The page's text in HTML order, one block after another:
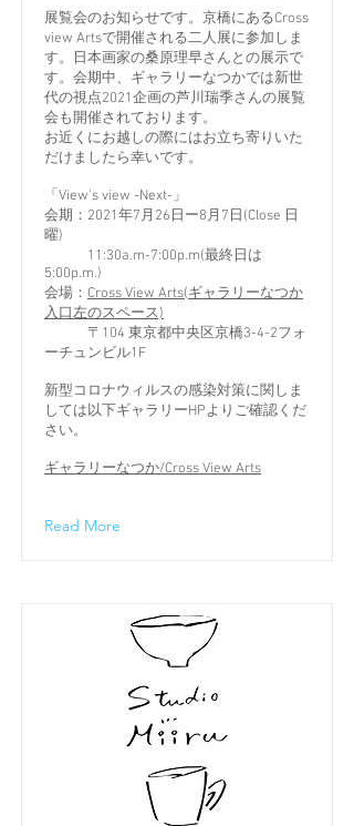
展覧会のお知らせです。京橋にあるCross
view Artsで開催される二人展に参加しま
す。日本画家の桑原理早さんとの展示で
す。会期中、ギャラリーなつかでは新世
代の視点2021企画の芦川瑞季さんの展覧
会も開催されております。
お近くにお越しの際にはお立ち寄りいた
だけましたら幸いです。
「View's view -Next-」
会期：2021年7月26日ー8月7日(Close 日
曜)
11:30a.m-7:00p.m(最終日は
5:00p.m.)
会場： Cross View Arts(ギャラリーなつか
入口左のスペース)
〒104 東京都中央区京橋3-4-2フォ
ーチュンビル1F
新型コロナウィルスの感染対策に関しま
しては以下ギャラリーHPよりご確認くだ
さい。
ギャラリーなつか/Cross View Arts
Read More